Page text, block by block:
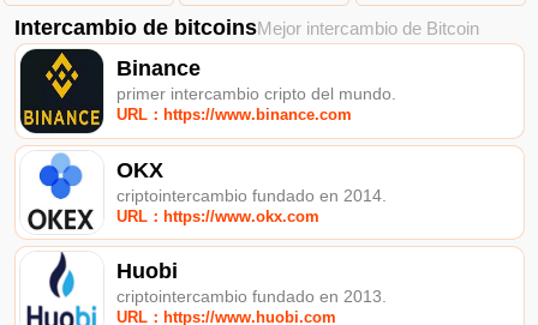
Intercambio de bitcoinsMejor intercambio de Bitcoin
Binance
primer intercambio cripto del mundo.
URL：https://www.binance.com
OKX
criptointercambio fundado en 2014.
URL：https://www.okx.com
Huobi
criptointercambio fundado en 2013.
URL：https://www.huobi.com